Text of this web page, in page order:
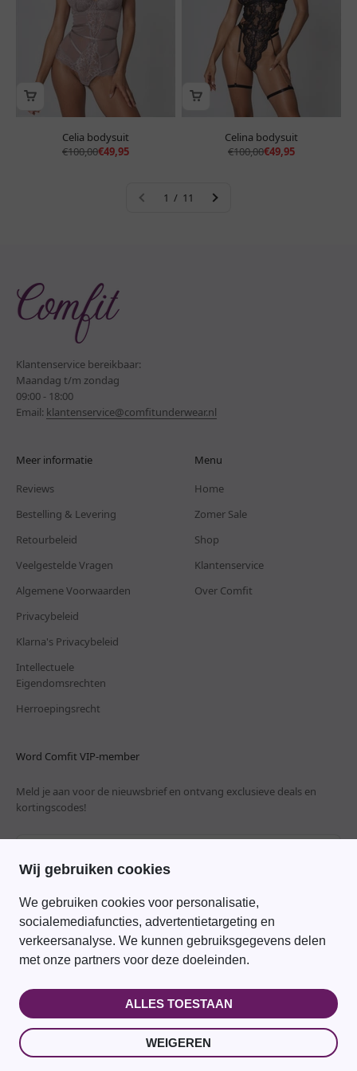
Wij gebruiken cookies
We gebruiken cookies voor personalisatie,
socialemediafuncties, advertentietargeting en
verkeersanalyse. We kunnen gebruiksgegevens delen
met onze partners voor deze doeleinden.
ALLES TOESTAAN
WEIGEREN
Celia bodysuit
Aanbiedingsprijs
€49,95
Normale prijs
€100,00
Celina bodysuit
Aanbiedingsprijs
€49,95
Normale prijs
€100,00
1 / 11
Klantenservice bereikbaar:
Maandag t/m zondag
09:00 - 18:00
Email: klantenservice@comfitunderwear.nl
Meer informatie
Reviews
Bestelling & Levering
Retourbeleid
Veelgestelde Vragen
Algemene Voorwaarden
Privacybeleid
Klarna's Privacybeleid
Intellectuele
Eigendomsrechten
Herroepingsrecht
Menu
Home
Zomer Sale
Shop
Klantenservice
Over Comfit
Word Comfit VIP-member
Meld je aan voor de nieuwsbrief en ontvang exclusieve deals en
kortingscodes!
© 2026, Comfit NL/BE | Youxi Perfect International Trading Co Ltd, Room 808